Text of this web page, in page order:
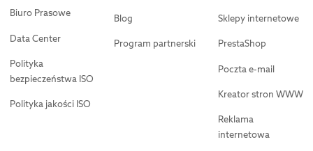
Biuro Prasowe
Data Center
Polityka
bezpieczeństwa ISO
Polityka jakości ISO
Blog
Program partnerski
Sklepy internetowe
PrestaShop
Poczta e-mail
Kreator stron WWW
Reklama
internetowa